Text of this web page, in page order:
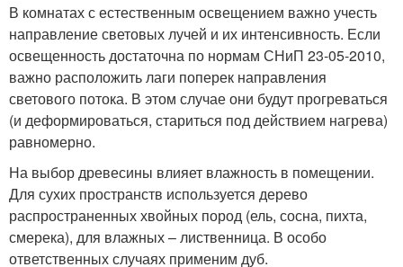
В комнатах с естественным освещением важно учесть
направление световых лучей и их интенсивность. Если
освещенность достаточна по нормам СНиП 23-05-2010,
важно расположить лаги поперек направления
светового потока. В этом случае они будут прогреваться
(и деформироваться, стариться под действием нагрева)
равномерно.
На выбор древесины влияет влажность в помещении.
Для сухих пространств используется дерево
распространенных хвойных пород (ель, сосна, пихта,
смерека), для влажных – лиственница. В особо
ответственных случаях применим дуб.